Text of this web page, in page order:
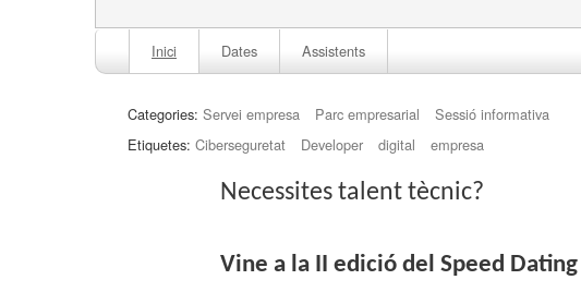
Inici Dates Assistents
Categories: Servei empresa Parc empresarial
Sessió informativa
Etiquetes: Ciberseguretat Developer digital empresa
Necessites talent tècnic?
Vine a la II edició del Speed